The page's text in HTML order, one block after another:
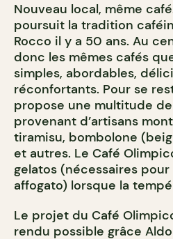
Nouveau local, même
poursuit la tradition
Rocco il y a 50 ans. Au
donc les mêmes cafés
simples, abordables,
réconfortants. Pour se
propose une multitude
provenant d’artisans
tiramisu, bombolone
et autres. Le Café
gelatos (nécessaires
affogato) lorsque la
Le projet du Café
rendu possible grâce